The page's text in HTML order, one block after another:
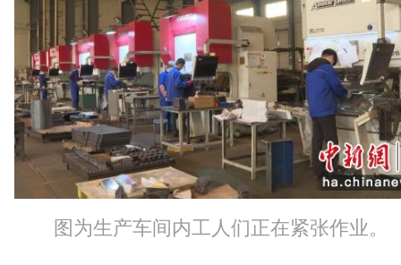
图为生产车间内工人们正在紧张作业。